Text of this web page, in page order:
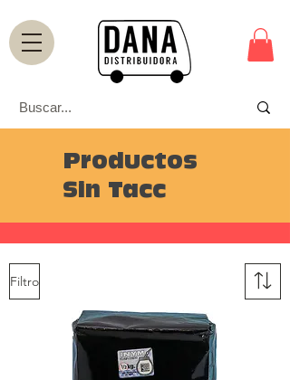
Productos
Sin Tacc
Filtro